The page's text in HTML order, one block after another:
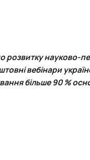
науково-
вебінари
більше 90 %